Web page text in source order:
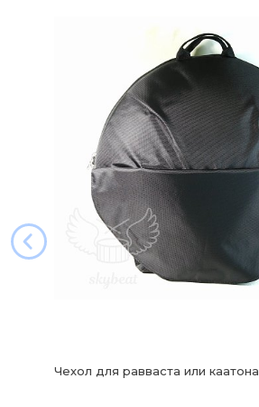
Чехол для равваста или каатона